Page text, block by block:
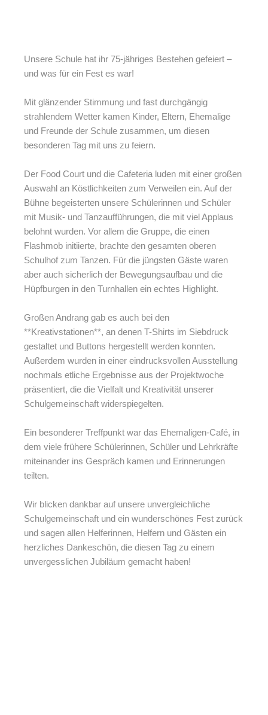
Unsere Schule hat ihr 75-jähriges Bestehen gefeiert –
und was für ein Fest es war!
Mit glänzender Stimmung und fast durchgängig
strahlendem Wetter kamen Kinder, Eltern, Ehemalige
und Freunde der Schule zusammen, um diesen
besonderen Tag mit uns zu feiern.
Der Food Court und die Cafeteria luden mit einer großen
Auswahl an Köstlichkeiten zum Verweilen ein. Auf der
Bühne begeisterten unsere Schülerinnen und Schüler
mit Musik- und Tanzaufführungen, die mit viel Applaus
belohnt wurden. Vor allem die Gruppe, die einen
Flashmob initiierte, brachte den gesamten oberen
Schulhof zum Tanzen. Für die jüngsten Gäste waren
aber auch sicherlich der Bewegungsaufbau und die
Hüpfburgen in den Turnhallen ein echtes Highlight.
Großen Andrang gab es auch bei den
**Kreativstationen**, an denen T-Shirts im Siebdruck
gestaltet und Buttons hergestellt werden konnten.
Außerdem wurden in einer eindrucksvollen Ausstellung
nochmals etliche Ergebnisse aus der Projektwoche
präsentiert, die die Vielfalt und Kreativität unserer
Schulgemeinschaft widerspiegelten.
Ein besonderer Treffpunkt war das Ehemaligen-Café, in
dem viele frühere Schülerinnen, Schüler und Lehrkräfte
miteinander ins Gespräch kamen und Erinnerungen
teilten.
Wir blicken dankbar auf unsere unvergleichliche
Schulgemeinschaft und ein wunderschönes Fest zurück
und sagen allen Helferinnen, Helfern und Gästen ein
herzliches Dankeschön, die diesen Tag zu einem
unvergesslichen Jubiläum gemacht haben!